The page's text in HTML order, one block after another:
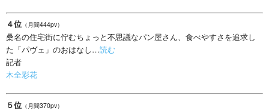
４位 （月間444pv）
桑名の住宅街に佇むちょっと不思議なパン屋さん、食べやすさを追求し
た「パヴェ」のおはなし…読む
記者
木全彩花
５位 （月間370pv）